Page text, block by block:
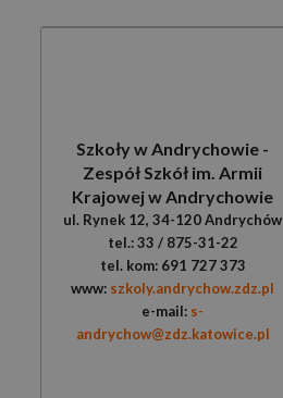
Szkoły w Andrychowie -
Zespół Szkół im. Armii
Krajowej w Andrychowie
ul. Rynek 12, 34-120 Andrychów
tel.: 33 / 875-31-22
tel. kom: 691 727 373
www: szkoly.andrychow.zdz.pl
e-mail: s-
andrychow@zdz.katowice.pl